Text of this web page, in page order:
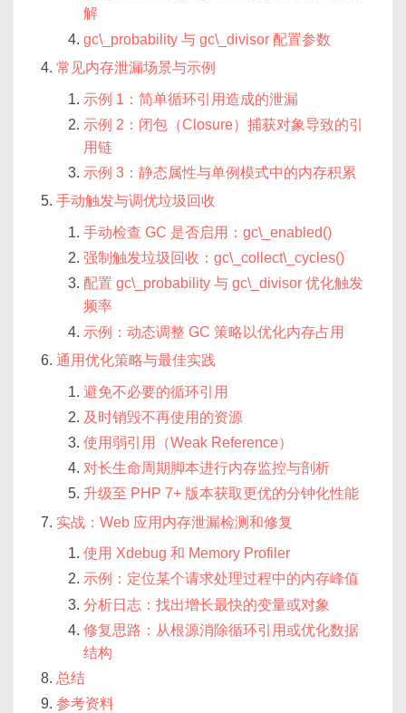
解
gc\_probability 与 gc\_divisor 配置参数
常见内存泄漏场景与示例
示例 1：简单循环引用造成的泄漏
示例 2：闭包（Closure）捕获对象导致的引
用链
示例 3：静态属性与单例模式中的内存积累
手动触发与调优垃圾回收
手动检查 GC 是否启用：gc\_enabled()
强制触发垃圾回收：gc\_collect\_cycles()
配置 gc\_probability 与 gc\_divisor 优化触发
频率
示例：动态调整 GC 策略以优化内存占用
通用优化策略与最佳实践
避免不必要的循环引用
及时销毁不再使用的资源
使用弱引用（Weak Reference）
对长生命周期脚本进行内存监控与剖析
升级至 PHP 7+ 版本获取更优的分钟化性能
实战：Web 应用内存泄漏检测和修复
使用 Xdebug 和 Memory Profiler
示例：定位某个请求处理过程中的内存峰值
分析日志：找出增长最快的变量或对象
修复思路：从根源消除循环引用或优化数据
结构
总结
参考资料